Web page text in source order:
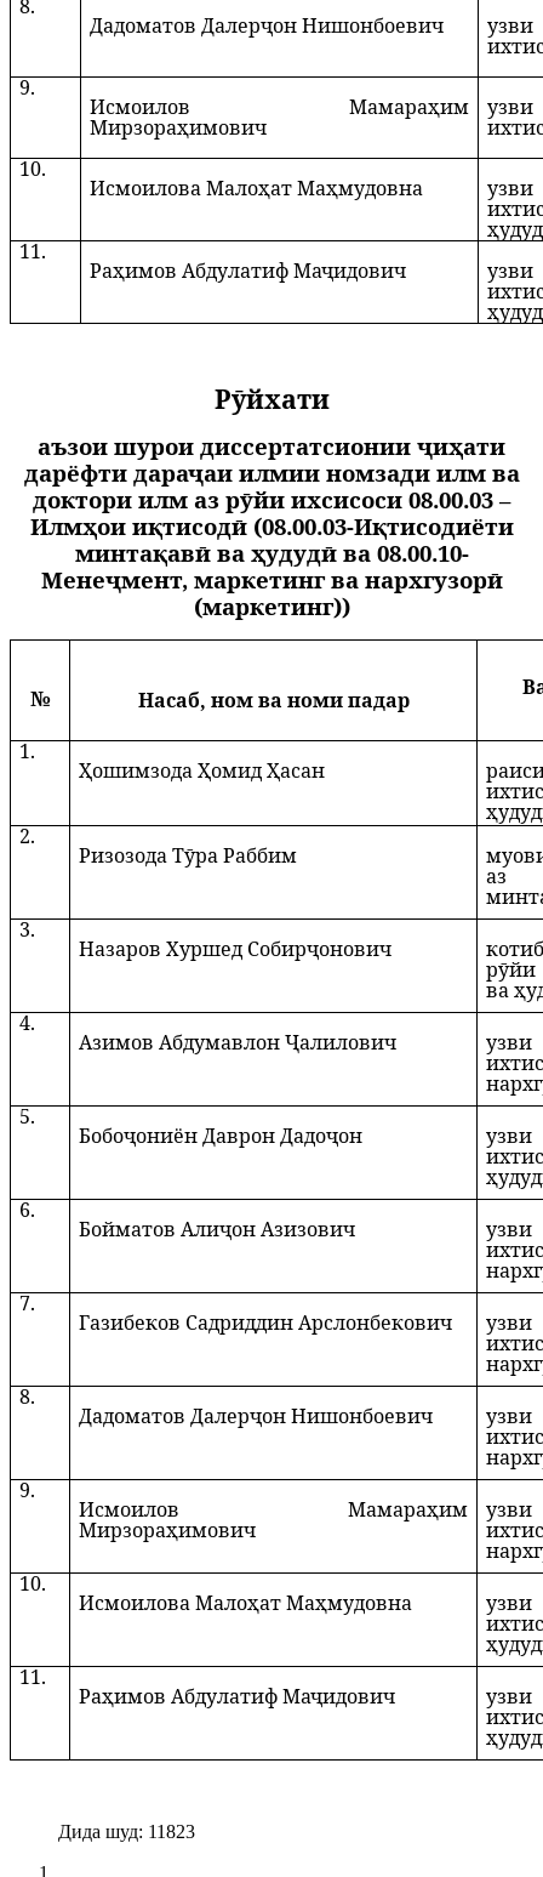
8.
Дадоматов Далерҷон Нишонбоевич
9.
Исмоилов Мамараҳим
Мирзораҳимович
10.
Исмоилова Малоҳат Маҳмудовна
11.
Раҳимов Абдулатиф Маҷидович
Рӯйхати
аъзои шурои диссертатсионии ҷиҳати
дарёфти дараҷаи илмии номзади илм ва
доктори илм аз рӯйи ихсисоси 08.00.03 –
Илмҳои иқтисодӣ (08.00.03-Иқтисодиёти
минтақавӣ ва ҳудудӣ ва 08.00.10-
Менеҷмент, маркетинг ва нархгузорӣ
(маркетинг))
№ Насаб, ном ва номи падар
1.
Ҳошимзода Ҳомид Ҳасан
2.
Ризозода Тӯра Раббим
аз
3.
Назаров Хуршед Собирҷонович
рӯйи
ва
4.
Азимов Абдумавлон Ҷалилович
5.
Бобоҷониён Даврон Дадоҷон
6.
Бойматов Алиҷон Азизович
7.
Газибеков Садриддин Арслонбекович
8.
Дадоматов Далерҷон Нишонбоевич
9.
Исмоилов Мамараҳим
Мирзораҳимович
10.
Исмоилова Малоҳат Маҳмудовна
11.
Раҳимов Абдулатиф Маҷидович
Дида шуд: 11823